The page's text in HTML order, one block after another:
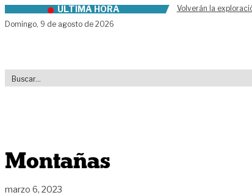
Skip to contentÚLTIMA HORA
Volverán la
Domingo, 9 de agosto de 2026
Montañas
marzo 6, 2023